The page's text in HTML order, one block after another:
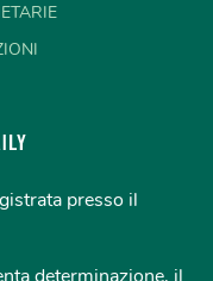
presso il